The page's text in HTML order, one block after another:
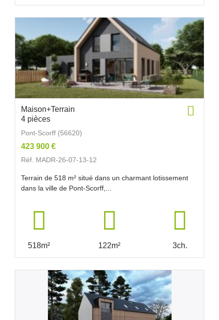
Maison+Terrain
4 pièces
Pont-Scorff (56620)
423 900 €
Réf. MADR-26-07-13-12
Terrain de 518 m² situé dans un charmant lotissement
dans la ville de Pont-Scorff,...
518m² 122m² 3ch.